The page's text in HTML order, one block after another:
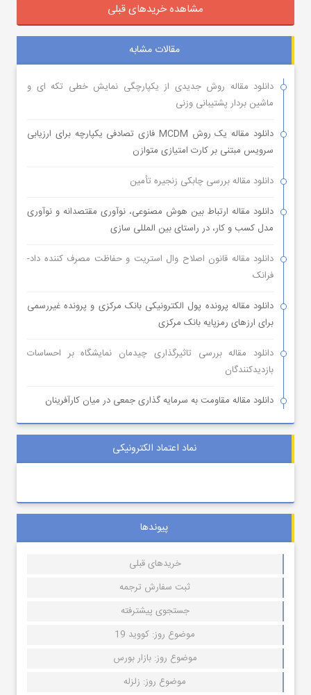
مشاهده خریدهای قبلی
مقالات مشابه
دانلود مقاله روش جدیدی از یکپارچگی نمایش خطی تکه ای و
ماشین بردار پشتیبانی وزنی
دانلود مقاله یک روش MCDM فازی تصادفی یکپارچه برای ارزیابی
سرویس مبتنی بر کارت امتیازی متوازن
دانلود مقاله بررسی چابکی زنجیره تأمین
دانلود مقاله ارتباط بین هوش مصنوعی، نوآوری مقتصدانه و نوآوری
مدل کسب و کار، در راستای بین المللی سازی
دانلود مقاله قانون اصلاح وال استریت و حفاظت مصرف کننده داد-
فرانک
دانلود مقاله پرونده پول الکترونیکی بانک مرکزی و پرونده غیررسمی
برای ارزهای رمزپایه بانک مرکزی
دانلود مقاله بررسی تاثیرگذاری چیدمان نمایشگاه بر احساسات
بازدیدکنندگان
دانلود مقاله مقاومت به سرمایه گذاری جمعی در میان کارآفرینان
نماد اعتماد الکترونیکی
پیوندها
خریدهای قبلی
ثبت سفارش ترجمه
جستجوی پیشترفته
موضوع روز: کووید 19
موضوع روز: بازار بورس
موضوع روز: زلزله